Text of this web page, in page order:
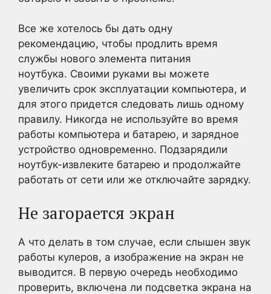
Все же хотелось бы дать одну
рекомендацию, чтобы продлить время
службы нового элемента питания
ноутбука. Своими руками вы можете
увеличить срок эксплуатации компьютера, и
для этого придется следовать лишь одному
правилу. Никогда не используйте во время
работы компьютера и батарею, и зарядное
устройство одновременно. Подзарядили
ноутбук-извлеките батарею и продолжайте
работать от сети или же отключайте зарядку.
Не загорается экран
А что делать в том случае, если слышен звук
работы кулеров, а изображение на экран не
выводится. В первую очередь необходимо
проверить, включена ли подсветка экрана на